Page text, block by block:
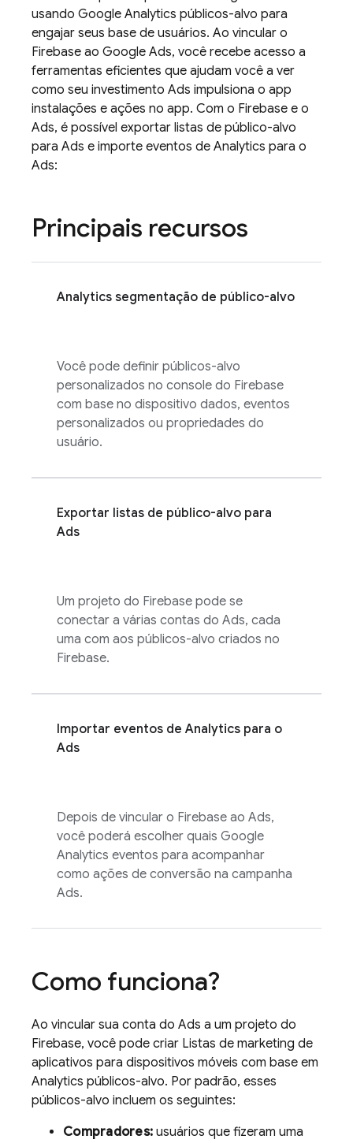
usando Google Analytics públicos-alvo para
engajar seus base de usuários. Ao vincular o
Firebase ao Google Ads, você recebe acesso a
ferramentas eficientes que ajudam você a ver
como seu investimento Ads impulsiona o app
instalações e ações no app. Com o Firebase e o
Ads, é possível exportar listas de público-alvo
para Ads e importe eventos de Analytics para o
Ads:
Principais recursos
Analytics segmentação de público-alvo
Você pode definir públicos-alvo
personalizados no console do Firebase
com base no dispositivo dados, eventos
personalizados ou propriedades do
usuário.
Exportar listas de público-alvo para
Ads
Um projeto do Firebase pode se
conectar a várias contas do Ads, cada
uma com aos públicos-alvo criados no
Firebase.
Importar eventos de Analytics para o
Ads
Depois de vincular o Firebase ao Ads,
você poderá escolher quais Google
Analytics eventos para acompanhar
como ações de conversão na campanha
Ads.
Como funciona?
Ao vincular sua conta do Ads a um projeto do
Firebase, você pode criar Listas de marketing de
aplicativos para dispositivos móveis com base em
Analytics públicos-alvo. Por padrão, esses
públicos-alvo incluem os seguintes:
Compradores: usuários que fizeram uma